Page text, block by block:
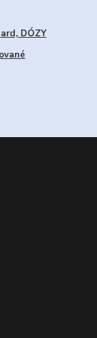
DÓZY